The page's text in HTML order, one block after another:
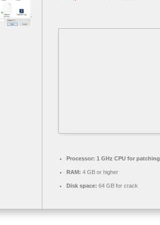
Processor: 1 GHz CPU for patching
RAM: 4 GB or higher
Disk space: 64 GB for crack